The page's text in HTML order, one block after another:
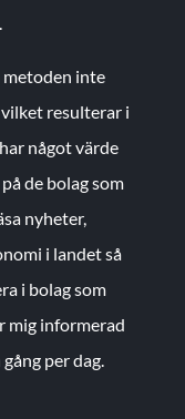
metoden inte
resulterar i
något värde
de bolag som
nyheter,
i landet så
i bolag som
mig informerad
per dag.